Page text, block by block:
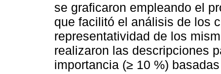
se graficaron empleando el
que facilitó el análisis de los
representatividad de los
realizaron las descripciones
importancia (≥ 10 %)